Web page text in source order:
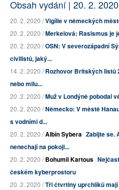
Obsah vydání | 20. 2. 2020
20. 2. 2020 /Vigílie v německých
20. 2. 2020 /Merkelová: Rasismus je
20. 2. 2020 /OSN: V severozápadní
civilistů, jaký...
14. 2. 2020 /Rozhovor Britských listů
nebo milu...
20. 2. 2020 /Muž v Londýně pobodal
20. 2. 2020 /Německo: V městě
s vodními d...
20. 2. 2020 /Albín Sybera Zabijte se.
nenechají na pokoji...
20. 2. 2020 /Bohumil Kartous
českém kyberprostoru
20. 2. 2020 /Tři čtvrtiny uprchlíků